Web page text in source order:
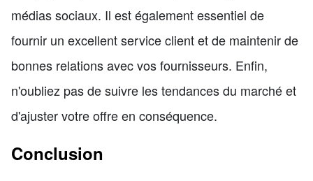
médias sociaux. Il est également essentiel de
fournir un excellent service client et de maintenir de
bonnes relations avec vos fournisseurs. Enfin,
n'oubliez pas de suivre les tendances du marché et
d'ajuster votre offre en conséquence.
Conclusion